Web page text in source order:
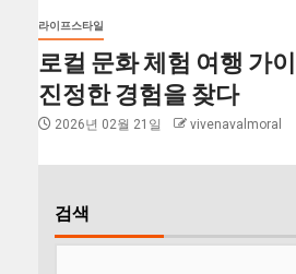
라이프스타일
로컬 문화 체험 여행 가
진정한 경험을 찾다
2026년 02월 21일 vivenavalmoral
검색